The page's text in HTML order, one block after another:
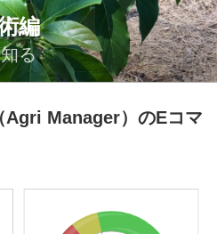
編
る
Agri Manager）のEコマ